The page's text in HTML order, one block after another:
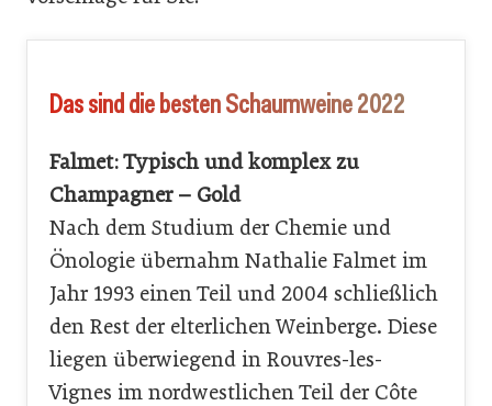
Das sind die besten Schaumweine 2022
Falmet: Typisch und komplex zu
Champagner – Gold
Nach dem Studium der Chemie und
Önologie übernahm Natha­lie Falmet im
Jahr 1993 einen Teil und 2004 schließlich
den Rest der elterlichen Weinberge. Diese
liegen überwiegend in Rouvres-les-
Vignes im nordwestlichen Teil der Côte